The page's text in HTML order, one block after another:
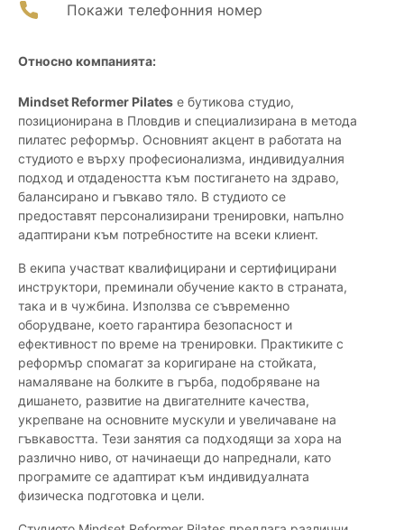
Покажи телефонния номер
Относно компанията:
Mindset Reformer Pilates е бутикова студио,
позиционирана в Пловдив и специализирана в метода
пилатес реформър. Основният акцент в работата на
студиото е върху професионализма, индивидуалния
подход и отдадеността към постигането на здраво,
балансирано и гъвкаво тяло. В студиото се
предоставят персонализирани тренировки, напълно
адаптирани към потребностите на всеки клиент.
В екипа участват квалифицирани и сертифицирани
инструктори, преминали обучение както в страната,
така и в чужбина. Използва се съвременно
оборудване, което гарантира безопасност и
ефективност по време на тренировки. Практиките с
реформър спомагат за коригиране на стойката,
намаляване на болките в гърба, подобряване на
дишането, развитие на двигателните качества,
укрепване на основните мускули и увеличаване на
гъвкавостта. Тези занятия са подходящи за хора на
различно ниво, от начинаещи до напреднали, като
програмите се адаптират към индивидуалната
физическа подготовка и цели.